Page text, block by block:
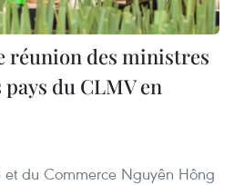
réunion des ministres
du CLMV en
et du Commerce Nguyên Hông